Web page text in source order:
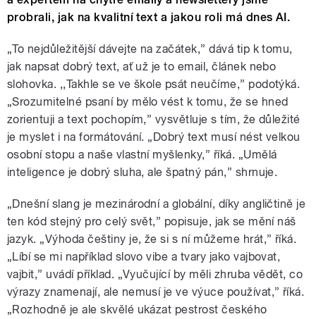
probrali, jak na kvalitní text a jakou roli má dnes AI.
„To nejdůležitější dávejte na začátek,” dává tip k tomu,
jak napsat dobrý text, ať už je to email, článek nebo
slohovka. ‚‚Takhle se ve škole psát neučíme,” podotýká.
„Srozumitelné psaní by mělo vést k tomu, že se hned
zorientuji a text pochopím,” vysvětluje s tím, že důležité
je myslet i na formátování. „Dobrý text musí nést velkou
osobní stopu a naše vlastní myšlenky,” říká. „Umělá
inteligence je dobrý sluha, ale špatný pán,” shrnuje.
„Dnešní slang je mezinárodní a globální, díky angličtině je
ten kód stejný pro celý svět,” popisuje, jak se mění náš
jazyk. „Výhoda češtiny je, že si s ní můžeme hrát,” říká.
„Líbí se mi například slovo vibe a tvary jako vajbovat,
vajbit,” uvádí příklad. „Vyučující by měli zhruba vědět, co
výrazy znamenají, ale nemusí je ve výuce používat,” říká.
„Rozhodně je ale skvělé ukázat pestrost českého